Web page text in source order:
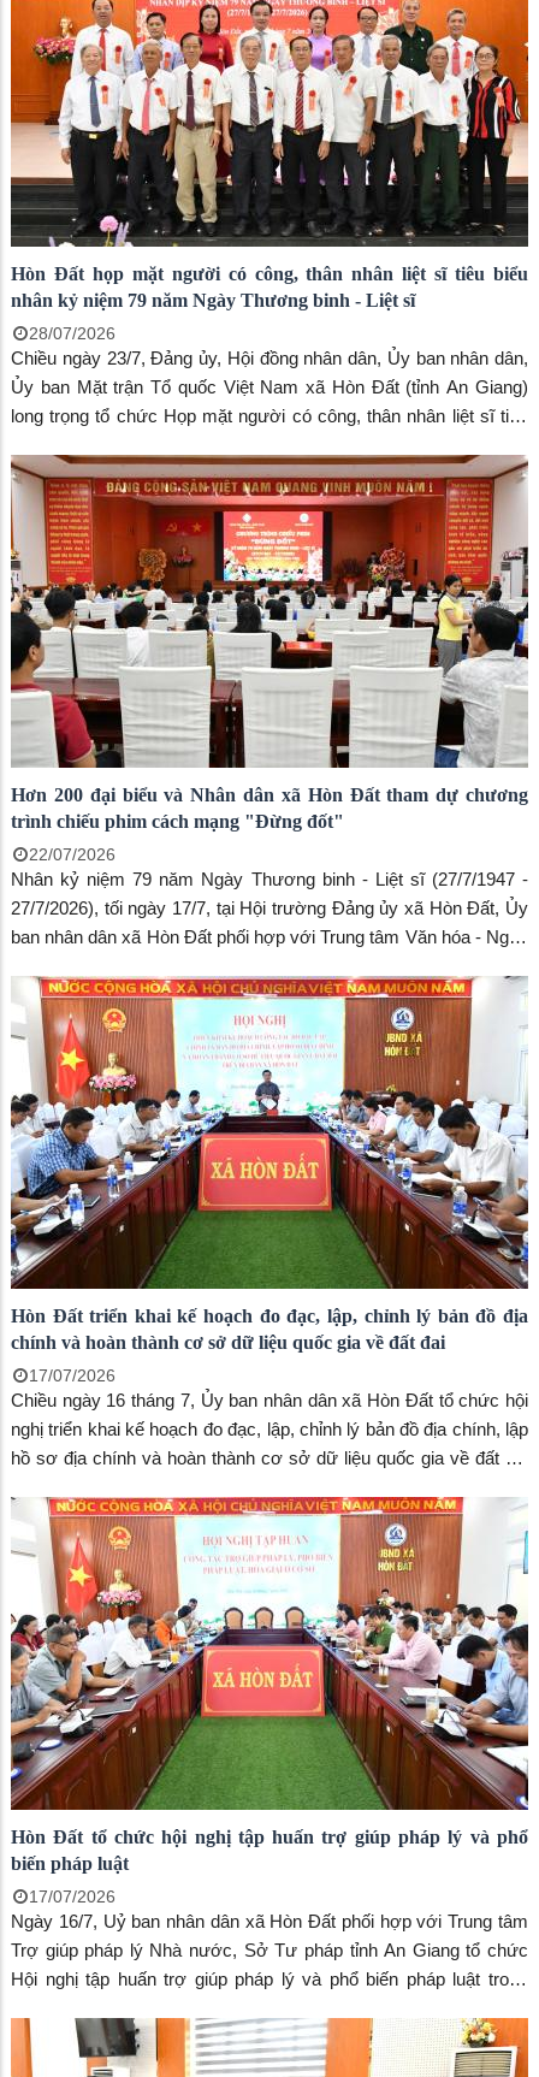
Trần Chí Dũng - Chủ tịch Liên hiệp các tổ chức Hữu nghị tỉnh An
Giang; ông Tô Văn Dân - Phó Chủ tịch Liên hiệp các tổ chức Hữu
nghị tỉnh An Giang; ông Nguyễn Ngọc Ánh - Đại diện Tổ chức
Associazione ACTI Espérance tại Việt Nam; ông Huỳnh Ngọc
Bảo - Phó Chủ tịch Hội Hữu nghị Việt Nam - Thụy Sĩ tỉnh An
Giang.
Hòn Đất họp mặt người có công, thân nhân liệt sĩ tiêu biểu
nhân kỷ niệm 79 năm Ngày Thương binh - Liệt sĩ
28/07/2026
Chiều ngày 23/7, Đảng ủy, Hội đồng nhân dân, Ủy ban nhân dân,
Ủy ban Mặt trận Tổ quốc Việt Nam xã Hòn Đất (tỉnh An Giang)
long trọng tổ chức Họp mặt người có công, thân nhân liệt sĩ tiêu
- 27/7/2026).
Hơn 200 đại biểu và Nhân dân xã Hòn Đất tham dự chương
trình chiếu phim cách mạng "Đừng đốt"
22/07/2026
Nhân kỷ niệm 79 năm Ngày Thương binh - Liệt sĩ (27/7/1947 -
27/7/2026), tối ngày 17/7, tại Hội trường Đảng ủy xã Hòn Đất, Ủy
ban nhân dân xã Hòn Đất phối hợp với Trung tâm Văn hóa - Nghệ
"Đừng đốt", thu hút hơn 200 cán bộ, công chức, viên chức, đoàn
viên, hội viên và Nhân dân trên địa bàn đến xem.
Hòn Đất triển khai kế hoạch đo đạc, lập, chỉnh lý bản đồ địa
chính và hoàn thành cơ sở dữ liệu quốc gia về đất đai
17/07/2026
Chiều ngày 16 tháng 7, Ủy ban nhân dân xã Hòn Đất tổ chức hội
nghị triển khai kế hoạch đo đạc, lập, chỉnh lý bản đồ địa chính, lập
hồ sơ địa chính và hoàn thành cơ sở dữ liệu quốc gia về đất đai
Trưởng Ban Chỉ đạo chủ trì hội nghị. Tham dự có các thành viên
Ban Chỉ đạo và Tổ công tác thực hiện nhiệm vụ.
Hòn Đất tổ chức hội nghị tập huấn trợ giúp pháp lý và phổ
biến pháp luật
17/07/2026
Ngày 16/7, Uỷ ban nhân dân xã Hòn Đất phối hợp với Trung tâm
Trợ giúp pháp lý Nhà nước, Sở Tư pháp tỉnh An Giang tổ chức
Hội nghị tập huấn trợ giúp pháp lý và phổ biến pháp luật trong
nghèo bền vững và phát triển kinh tế - xã hội vùng đồng bào dân
tộc thiểu số, miền núi giai đoạn 2025 – 2030; đồng thời triển khai